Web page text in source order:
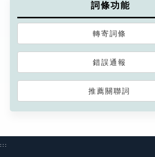
詞條功能
轉寄詞條
錯誤通報
推薦關聯詞
:::